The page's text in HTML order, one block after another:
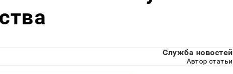
Служба новостей
Автор статьи